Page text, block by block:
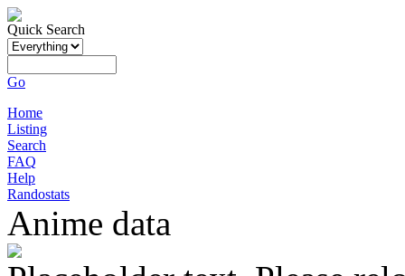
Quick Search
Go
Home
Listing
Search
FAQ
Help
Randostats
Anime data